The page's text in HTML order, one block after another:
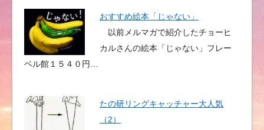
おすすめ絵本「じゃない」
以前メルマガで紹介したチョーヒ
カルさんの絵本「じゃない」フレー
ベル館１５４０円…
たの研リングキャッチャー大人気
（2）